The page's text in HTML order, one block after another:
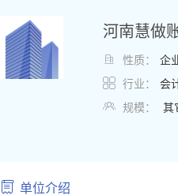
河南慧做
 性质： 企
 行业： 会
 规模： 其
单位介绍